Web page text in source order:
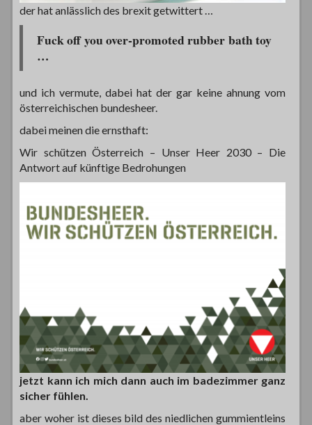
der hat anlässlich des brexit getwittert …
Fuck off you over-promoted rubber bath toy
…
und ich vermute, dabei hat der gar keine ahnung vom
österreichischen bundesheer.
dabei meinen die ernsthaft:
Wir schützen Österreich – Unser Heer 2030 – Die
Antwort auf künftige Bedrohungen
jetzt kann ich mich dann auch im badezimmer ganz
sicher fühlen.
aber woher ist dieses bild des niedlichen gummientleins